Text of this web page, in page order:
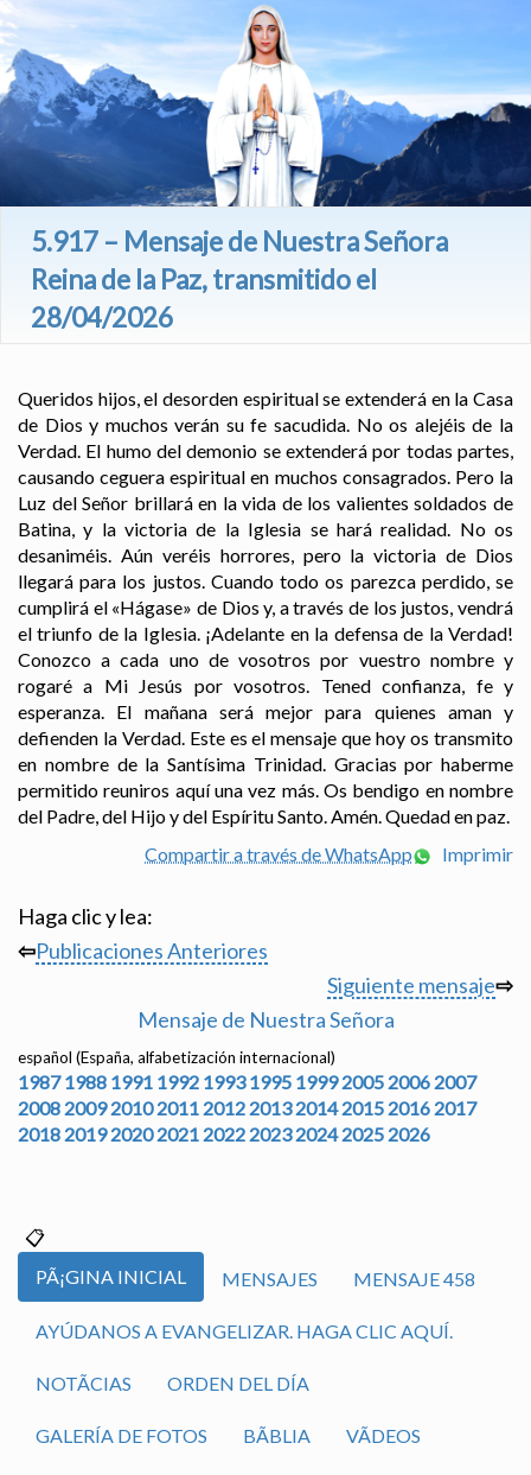
5.917 – Mensaje de Nuestra Señora
Reina de la Paz, transmitido el
28/04/2026
Queridos hijos, el desorden espiritual se extenderá en la Casa
de Dios y muchos verán su fe sacudida. No os alejéis de la
Verdad. El humo del demonio se extenderá por todas partes,
causando ceguera espiritual en muchos consagrados. Pero la
Luz del Señor brillará en la vida de los valientes soldados de
Batina, y la victoria de la Iglesia se hará realidad. No os
desaniméis. Aún veréis horrores, pero la victoria de Dios
llegará para los justos. Cuando todo os parezca perdido, se
cumplirá el «Hágase» de Dios y, a través de los justos, vendrá
el triunfo de la Iglesia. ¡Adelante en la defensa de la Verdad!
Conozco a cada uno de vosotros por vuestro nombre y
rogaré a Mi Jesús por vosotros. Tened confianza, fe y
esperanza. El mañana será mejor para quienes aman y
defienden la Verdad. Este es el mensaje que hoy os transmito
en nombre de la Santísima Trinidad. Gracias por haberme
permitido reuniros aquí una vez más. Os bendigo en nombre
del Padre, del Hijo y del Espíritu Santo. Amén. Quedad en paz.
Compartir a través de WhatsApp
Imprimir
Haga clic y lea:
⇦Publicaciones Anteriores
Siguiente mensaje⇨
Mensaje de Nuestra Señora
español (España, alfabetización internacional)
1987 1988 1991 1992 1993 1995 1999 2005 2006 2007
2008 2009 2010 2011 2012 2013 2014 2015 2016 2017
2018 2019 2020 2021 2022 2023 2024 2025 2026
PÃ¡GINA INICIAL MENSAJES MENSAJE 458
AYÚDANOS A EVANGELIZAR. HAGA CLIC AQUÍ.
NOTÃ­CIAS ORDEN DEL DÍA
GALERÍA DE FOTOS BÃ­BLIA VÃ­DEOS